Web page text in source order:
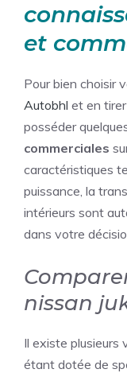
et
Pour bien choisir
Autobhl et en
posséder
commerciales
caractéristiques
puissance, la
intérieurs sont
dans votre
nissan
Il existe plusieurs
étant dotée de